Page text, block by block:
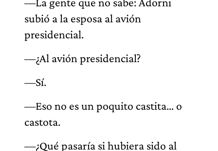
subió a la esposa al avión
presidencial.
—¿Al avión presidencial?
—Sí.
—Eso no es un poquito castita… o
castota.
—¿Qué pasaría si hubiera sido al